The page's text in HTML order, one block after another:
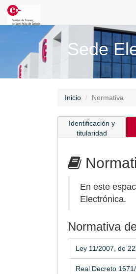
Sede
Inicio Normativa
Identificación y
titularidad
En este
Electrónica.
Normativa
Ley 11/2007, de
Real Decreto